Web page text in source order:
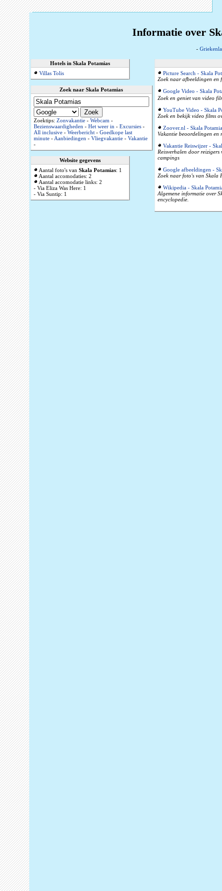
Informatie over
-
Hotels in Skala Potamias
Villas Tolis
Zoek naar Skala Potamias
Zoektips: Zonvakantie- Webcam-
Bezienswaardigheden- Het weer in- Excursies-
All inclusive- Weerbericht- Goedkope last
minute-Aanbiedingen- Vliegvakantie- Vakantie
-
Website gegevens
Aantal foto's van Skala Potamias: 1
Aantal accomodaties: 2
Aantal accomodatie links: 2
- Via Eliza Was Here: 1
- Via Suntip: 1
Picture Search - Skala
Zoek naar afbeeldingen en
Google Video - Skala
Zoek en geniet van video
YouTube Video - Skala
Zoek en bekijk video films
Zoover.nl - Skala
Vakantie beoordelingen en
Vakantie Reiswijzer -
Reisverhalen door reizigers
campings
Google afbeeldingen -
Zoek naar foto's van Skala
Wikipedia - Skala
Algemene informatie over
encyclopedie.